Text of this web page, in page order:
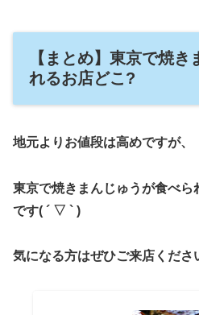
【まとめ】東京で焼
れるお店どこ?
地元よりお値段は高めですが、
東京で焼きまんじゅうが食べ
です( ´ ▽ ` )
気になる方はぜひご来店くださ